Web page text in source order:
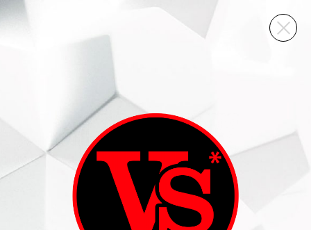
ВИННЫЙ СКЛАД